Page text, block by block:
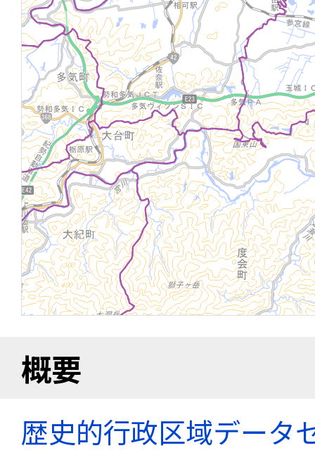
概要
歴史的行政区域データ